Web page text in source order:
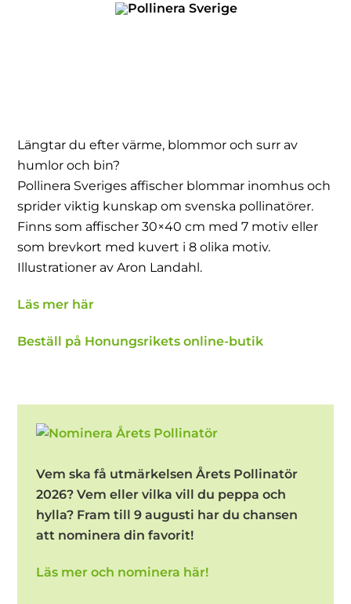
Längtar du efter värme, blommor och surr av
humlor och bin?
Pollinera Sveriges affischer blommar inomhus och
sprider viktig kunskap om svenska pollinatörer.
Finns som affischer 30×40 cm med 7 motiv eller
som brevkort med kuvert i 8 olika motiv.
Illustrationer av Aron Landahl.
Läs mer här
Beställ på Honungsrikets online-butik
Vem ska få utmärkelsen Årets Pollinatör
2026? Vem eller vilka vill du peppa och
hylla? Fram till 9 augusti har du chansen
att nominera din favorit!
Läs mer och nominera här!